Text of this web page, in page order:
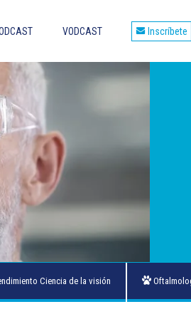
VODCAST Inscríbete
Y TOXICIDAD
Ciencia de la visión